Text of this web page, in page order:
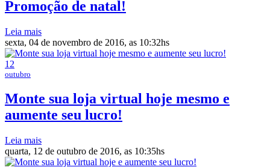
Promoção de natal!
Leia mais
sexta, 04 de novembro de 2016, as 10:32hs
12
outubro
Monte sua loja virtual hoje mesmo e
aumente seu lucro!
Leia mais
quarta, 12 de outubro de 2016, as 10:35hs